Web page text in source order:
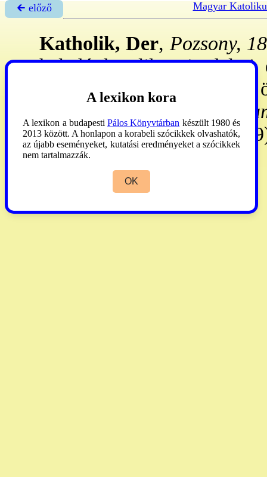
🡰 előző Magyar
Katholik, Der, Pozsony,
haladó katolikus
hetente 2x, 1873:
Utóbb:Das Recht(1874-
A lexikon kora
A lexikon a budapesti Pálos Könyvtárban készült 1980 és
2013 között. A honlapon a korabeli szócikkek olvashatók,
az újabb eseményeket, kutatási eredményeket a szócikkek
nem tartalmazzák.
OK